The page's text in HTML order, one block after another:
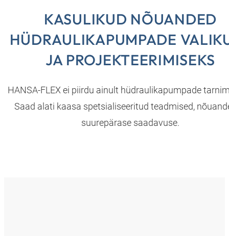
KASULIKUD NÕUANDED
HÜDRAULIKAPUMPADE
JA PROJEKTEERIMISEKS
HANSA‑FLEX ei piirdu ainult hüdraulikapumpade
Saad alati kaasa spetsialiseeritud teadmised,
suurepärase saadavuse.